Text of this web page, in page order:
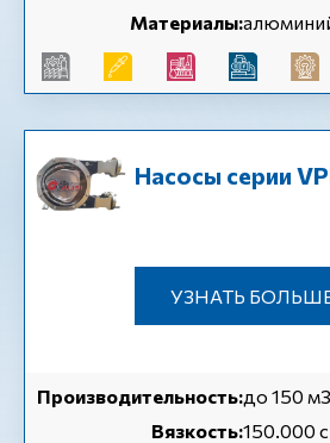
Материалы:
Насосы серии
УЗНАТЬ
Производительность:до 150
Вязкость:150.000